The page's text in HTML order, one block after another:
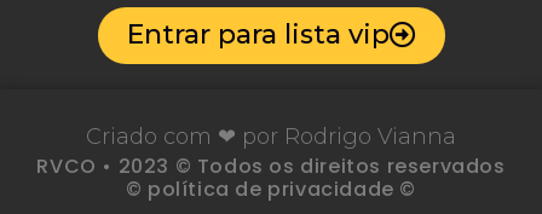
Entrar para lista vip
Criado com ❤ por Rodrigo Vianna
RVCO • 2023 © Todos os direitos reservados
© política de privacidade ©